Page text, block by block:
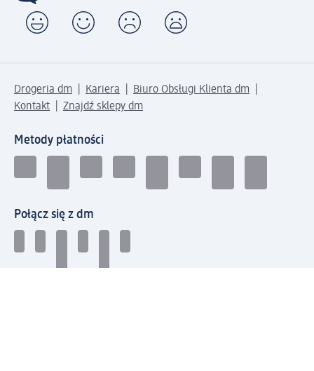
Drogeria dm Kariera
Biuro Obsługi Klienta dm
Kontakt
Znajdź sklepy dm
Metody płatności
Połącz się z dm